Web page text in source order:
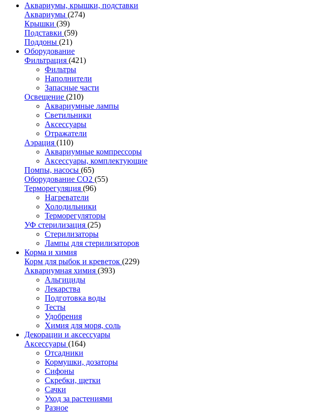
Аквариумы, крышки, подставки
Аквариумы (274)
Крышки (39)
Подставки (59)
Поддоны (21)
Оборудование
Фильтрация (421)
Фильтры
Наполнители
Запасные части
Освещение (210)
Аквариумные лампы
Светильники
Аксессуары
Отражатели
Аэрация (110)
Аквариумные компрессоры
Аксессуары, комплектующие
Помпы, насосы (65)
Оборудование CO2 (55)
Терморегуляция (96)
Нагреватели
Холодильники
Терморегуляторы
УФ стерилизация (25)
Стерилизаторы
Лампы для стерилизаторов
Корма и химия
Корм для рыбок и креветок (229)
Аквариумная химия (393)
Альгициды
Лекарства
Подготовка воды
Тесты
Удобрения
Химия для моря, соль
Декорации и аксессуары
Аксессуары (164)
Отсадники
Кормушки, дозаторы
Сифоны
Скребки, щетки
Сачки
Уход за растениями
Разное